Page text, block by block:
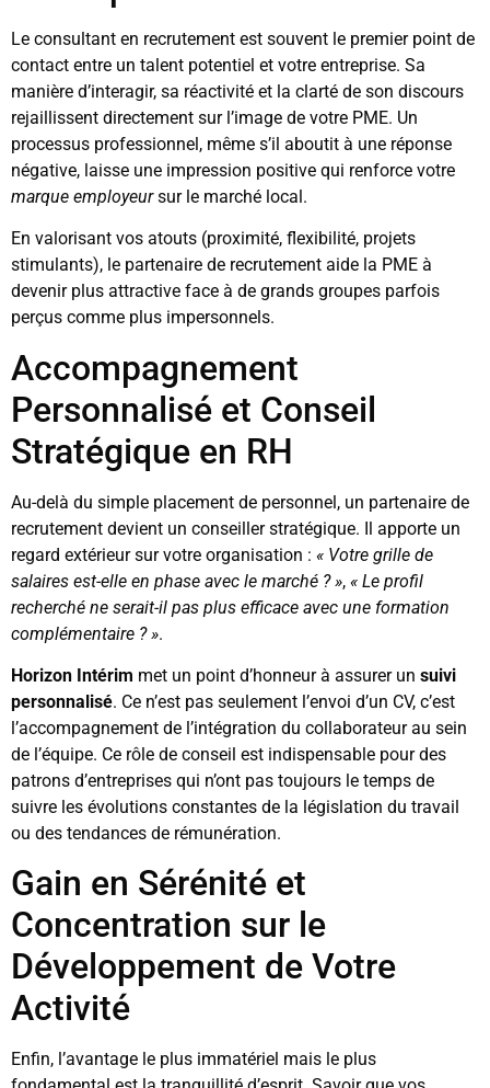
Le consultant en recrutement est souvent le premier point de
contact entre un talent potentiel et votre entreprise. Sa
manière d’interagir, sa réactivité et la clarté de son discours
rejaillissent directement sur l’image de votre PME. Un
processus professionnel, même s’il aboutit à une réponse
négative, laisse une impression positive qui renforce votre
marque employeursur le marché local.
En valorisant vos atouts (proximité, flexibilité, projets
stimulants), le partenaire de recrutement aide la PME à
devenir plus attractive face à de grands groupes parfois
perçus comme plus impersonnels.
Accompagnement
Personnalisé et Conseil
Stratégique en RH
Au-delà du simple placement de personnel, un partenaire de
recrutement devient un conseiller stratégique. Il apporte un
regard extérieur sur votre organisation : « Votre grille de
salaires est-elle en phase avec le marché ? », « Le profil
recherché ne serait-il pas plus efficace avec une formation
complémentaire ? ».
Horizon Intérim met un point d’honneur à assurer un suivi
personnalisé. Ce n’est pas seulement l’envoi d’un CV, c’est
l’accompagnement de l’intégration du collaborateur au sein
de l’équipe. Ce rôle de conseil est indispensable pour des
patrons d’entreprises qui n’ont pas toujours le temps de
suivre les évolutions constantes de la législation du travail
ou des tendances de rémunération.
Gain en Sérénité et
Concentration sur le
Développement de Votre
Activité
Enfin, l’avantage le plus immatériel mais le plus